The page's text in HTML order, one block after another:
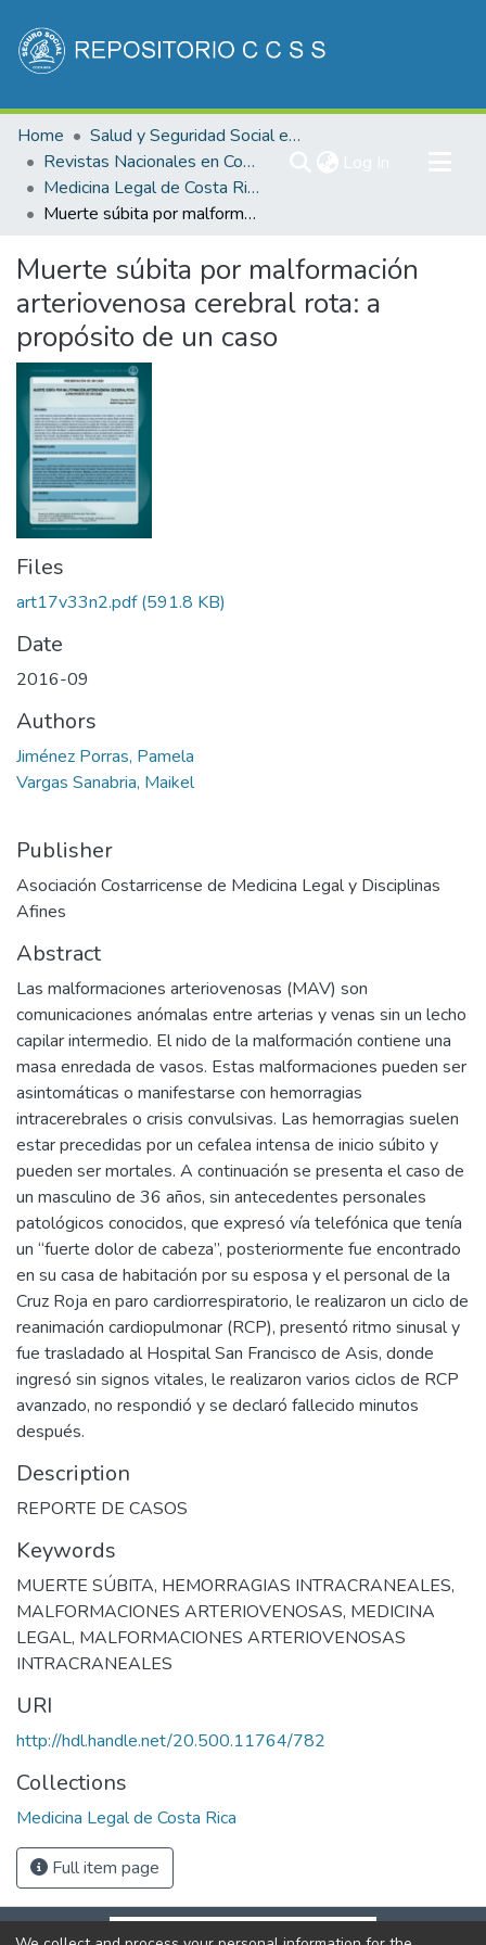
Communities & Collections
All of DSpace
Statistics
Home
Salud y Seguridad Social en Costa Rica
Revistas Nacionales en Costa Rica
Medicina Legal de Costa Rica
Muerte súbita por malformación arteriovenosa cerebral rota: a propósito de un caso
Muerte súbita por malformación
arteriovenosa cerebral rota: a
propósito de un caso
Files
art17v33n2.pdf(591.8 KB)
Date
2016-09
Authors
Jiménez Porras, Pamela
Vargas Sanabria, Maikel
Publisher
Asociación Costarricense de Medicina Legal y Disciplinas
Afines
Abstract
Las malformaciones arteriovenosas (MAV) son
comunicaciones anómalas entre arterias y venas sin un lecho
capilar intermedio. El nido de la malformación contiene una
masa enredada de vasos. Estas malformaciones pueden ser
asintomáticas o manifestarse con hemorragias
intracerebrales o crisis convulsivas. Las hemorragias suelen
estar precedidas por un cefalea intensa de inicio súbito y
pueden ser mortales. A continuación se presenta el caso de
un masculino de 36 años, sin antecedentes personales
patológicos conocidos, que expresó vía telefónica que tenía
un “fuerte dolor de cabeza”, posteriormente fue encontrado
en su casa de habitación por su esposa y el personal de la
Cruz Roja en paro cardiorrespiratorio, le realizaron un ciclo de
reanimación cardiopulmonar (RCP), presentó ritmo sinusal y
fue trasladado al Hospital San Francisco de Asis, donde
ingresó sin signos vitales, le realizaron varios ciclos de RCP
avanzado, no respondió y se declaró fallecido minutos
después.
Description
REPORTE DE CASOS
Keywords
MUERTE SÚBITA, HEMORRAGIAS INTRACRANEALES,
MALFORMACIONES ARTERIOVENOSAS, MEDICINA
LEGAL, MALFORMACIONES ARTERIOVENOSAS
INTRACRANEALES
URI
http://hdl.handle.net/20.500.11764/782
Collections
Medicina Legal de Costa Rica
Full item page